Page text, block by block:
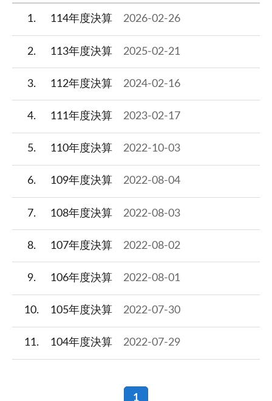
1 114年度決算 2026-02-26
2 113年度決算 2025-02-21
3 112年度決算 2024-02-16
4 111年度決算 2023-02-17
5 110年度決算 2022-10-03
6 109年度決算 2022-08-04
7 108年度決算 2022-08-03
8 107年度決算 2022-08-02
9 106年度決算 2022-08-01
10 105年度決算 2022-07-30
11 104年度決算 2022-07-29
1